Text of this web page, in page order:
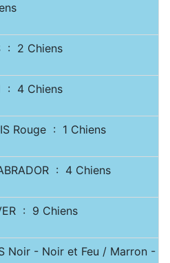
: 2 Chiens
: 4 Chiens
Rouge : 1 Chiens
: 4 Chiens
: 9 Chiens
Noir - Noir et Feu / Marron -